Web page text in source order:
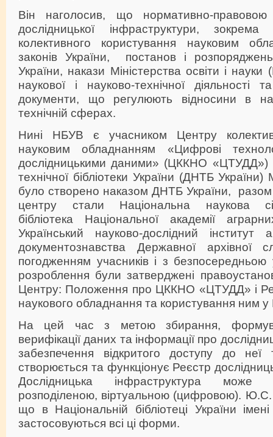
Він наголосив, що нормативно-
дослідницької інфраструктури,
колективного користування науковим
законів України, постанов і розпоряджень
України, накази Міністерства освіти і
наукової і науково-технічної діяльності
документи, що регулюють відносини в
технічній сферах.
Нині НБУВ є учасником Центру
науковим обладнанням «Цифрові
дослідницькими даними» (ЦККНО «ЦТУДД»)
технічної бібліотеки України (ДНТБ
було створено наказом ДНТБ України,
центру стали Національна наукова
бібліотека Національної академії
Український науково-дослідний інститут
документознавства Державної архівної
погодженням учасників і з
розроблення були затверджені
Центру: Положення про ЦККНО «ЦТУДД» і
наукового обладнання та користування
На цей час з метою збирання,
верифікації даних та інформації про
забезпечення відкритого доступу до неї
створюється та функціонує Реєстр
Дослідницька інфраструктура може
розподіленою, віртуальною (цифровою).
що в Національній бібліотеці України
застосовуються всі ці форми.